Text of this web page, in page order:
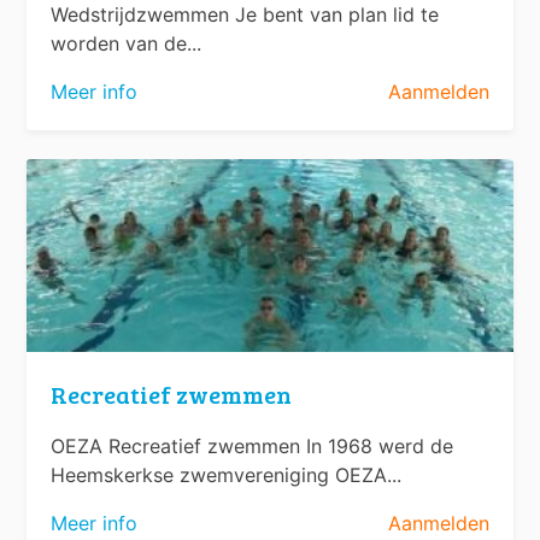
Wedstrijdzwemmen Je bent van plan lid te
worden van de...
Meer info
Aanmelden
Recreatief zwemmen
OEZA Recreatief zwemmen In 1968 werd de
Heemskerkse zwemvereniging OEZA...
Meer info
Aanmelden